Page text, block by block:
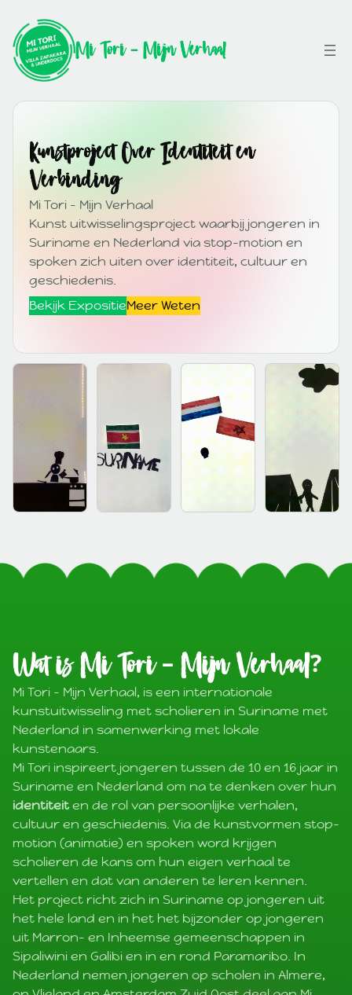
Mi Tori – Mijn Verhaal
Kunstproject Over Identiteit en
Verbinding
Mi Tori – Mijn Verhaal
Kunst uitwisselingsproject waarbij jongeren in
Suriname en Nederland via stop-motion en
spoken zich uiten over identiteit, cultuur en
geschiedenis.
Bekijk ExpositieMeer Weten
Wat is Mi Tori – Mijn Verhaal?
Mi Tori – Mijn Verhaal, is een internationale
kunstuitwisseling met scholieren in Suriname met
Nederland in samenwerking met lokale
kunstenaars.
Mi Tori inspireert jongeren tussen de 10 en 16 jaar in
Suriname en Nederland om na te denken over hun
identiteiten de rol van persoonlijke verhalen,
cultuur en geschiedenis. Via de kunstvormen stop-
motion (animatie) en spoken word krijgen
scholieren de kans om hun eigen verhaal te
vertellen en dat van anderen te leren kennen.
Het project richt zich in Suriname op jongeren uit
het hele land en in het het bijzonder op jongeren
uit Marron- en Inheemse gemeenschappen in
Sipaliwini en Galibi en in en rond Paramaribo. In
Nederland nemen jongeren op scholen in Almere,